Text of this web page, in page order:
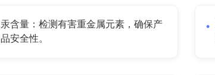
汞含量：检测有害重金属元素，确保产
品安全性。